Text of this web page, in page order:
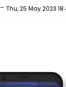
-Thu, 25 May 2023